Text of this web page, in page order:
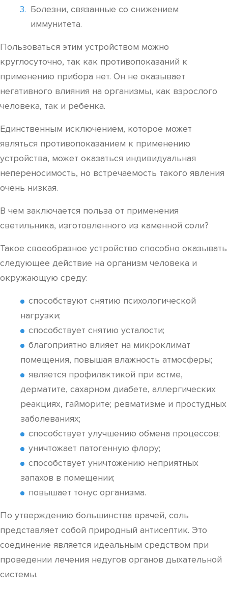
Болезни, связанные со снижением
иммунитета.
Пользоваться этим устройством можно
круглосуточно, так как противопоказаний к
применению прибора нет. Он не оказывает
негативного влияния на организмы, как взрослого
человека, так и ребенка.
Единственным исключением, которое может
являться противопоказанием к применению
устройства, может оказаться индивидуальная
непереносимость, но встречаемость такого явления
очень низкая.
В чем заключается польза от применения
светильника, изготовленного из каменной соли?
Такое своеобразное устройство способно оказывать
следующее действие на организм человека и
окружающую среду:
способствуют снятию психологической
нагрузки;
способствует снятию усталости;
благоприятно влияет на микроклимат
помещения, повышая влажность атмосферы;
является профилактикой при астме,
дерматите, сахарном диабете, аллергических
реакциях, гайморите; ревматизме и простудных
заболеваниях;
способствует улучшению обмена процессов;
уничтожает патогенную флору;
способствует уничтожению неприятных
запахов в помещении;
повышает тонус организма.
По утверждению большинства врачей, соль
представляет собой природный антисептик. Это
соединение является идеальным средством при
проведении лечения недугов органов дыхательной
системы.